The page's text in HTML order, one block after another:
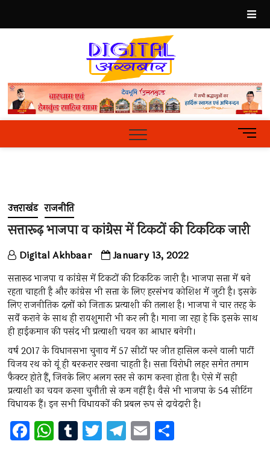
content
Hindi
News
PortalM
e
t
o
उत्तराखंड राजनीति
सत्तारूढ़ भाजपा व कांग्रेस में टिकटों की टिकटिक जारी
Digital Akhbaar January 13, 2022
सत्तारूढ़ भाजपा व कांग्रेस में टिकटों की टिकटिक जारी है। भाजपा सत्ता में बने
रहता चाहती है और कांग्रेस भी सत्ता के लिए हरसंभव कोशिश में जुटी है। इसके
लिए राजनीतिक दलों को जिताऊ प्रत्याशी की तलाश है। भाजपा ने चार तरह के
सर्वे कराने के साथ ही रायशुमारी भी कर ली है। माना जा रहा हे कि इसके साथ
ही हाईकमान की पसंद भी प्रत्याशी चयन का आधार बनेगी।
वर्ष 2017 के विधानसभा चुनाव में 57 सीटों पर जीत हासिल करने वाली पार्टी
विजय रथ को यूं ही बरकरार रखना चाहती है। सत्ता विरोधी लहर समेत तमाम
फैक्टर होते हैं, जिनके लिए अलग स्तर से काम करना होता है। ऐसे में सही
प्रत्याशी का चयन करना चुनौती से कम नहीं है। वैसे भी भाजपा के 54 सीटिंग
विधायक हैं। इन सभी विधायकों की प्रबल रूप से दावेदारी है।
F
a
W
h
T
u
T
wi
T
el
E
m